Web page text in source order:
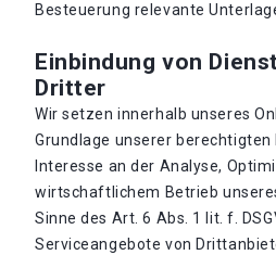
Besteuerung relevante
Einbindung von
Dritter
Wir setzen innerhalb unseres
Grundlage unserer berechtigten
Interesse an der Analyse,
wirtschaftlichem Betrieb
Sinne des Art. 6 Abs. 1 lit. f.
Serviceangebote von